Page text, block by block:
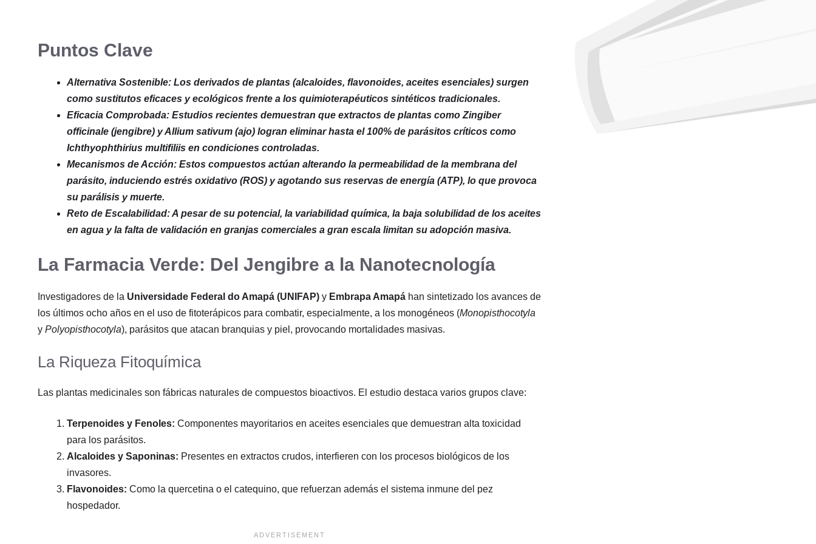
Puntos Clave
Alternativa Sostenible: Los derivados de plantas (alcaloides, flavonoides, aceites esenciales) surgen
como sustitutos eficaces y ecológicos frente a los quimioterapéuticos sintéticos tradicionales.
Eficacia Comprobada: Estudios recientes demuestran que extractos de plantas como Zingiber
officinale (jengibre) y Allium sativum (ajo) logran eliminar hasta el 100% de parásitos críticos como
Ichthyophthirius multifiliis en condiciones controladas.
Mecanismos de Acción: Estos compuestos actúan alterando la permeabilidad de la membrana del
parásito, induciendo estrés oxidativo (ROS) y agotando sus reservas de energía (ATP), lo que provoca
su parálisis y muerte.
Reto de Escalabilidad: A pesar de su potencial, la variabilidad química, la baja solubilidad de los aceites
en agua y la falta de validación en granjas comerciales a gran escala limitan su adopción masiva.
La Farmacia Verde: Del Jengibre a la Nanotecnología
Investigadores de la Universidade Federal do Amapá (UNIFAP) y Embrapa Amapá han sintetizado los avances de
los últimos ocho años en el uso de fitoterápicos para combatir, especialmente, a los monogéneos (Monopisthocotyla
y Polyopisthocotyla), parásitos que atacan branquias y piel, provocando mortalidades masivas.
La Riqueza Fitoquímica
Las plantas medicinales son fábricas naturales de compuestos bioactivos. El estudio destaca varios grupos clave:
Terpenoides y Fenoles: Componentes mayoritarios en aceites esenciales que demuestran alta toxicidad
para los parásitos.
Alcaloides y Saponinas: Presentes en extractos crudos, interfieren con los procesos biológicos de los
invasores.
Flavonoides: Como la quercetina o el catequino, que refuerzan además el sistema inmune del pez
hospedador.